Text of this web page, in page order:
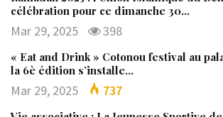
célébration pour ce dimanche 30…
Mar 29, 2025 398
« Eat and Drink » Cotonou festival au
la 6è édition s’installe…
Mar 29, 2025 737